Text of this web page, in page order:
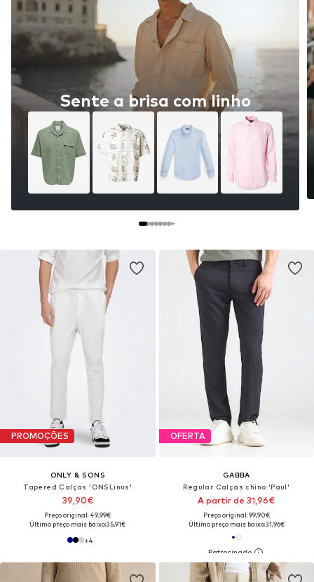
PROMOÇÕES
ONLY & SONS
Tapered Calças 'ONSLinus'
39,90€
Preço original: 49,99€
Último preço mais baixo:35,91€
+4
OFERTA
GABBA
Regular Calças chino 'Paul'
A partir de 31,96€
Preço original: 99,90€
Último preço mais baixo:31,96€
Sente a brisa com linho